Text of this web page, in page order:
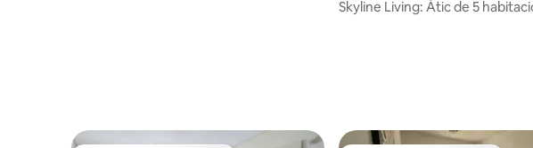
Skyline Living: Àtic de 5